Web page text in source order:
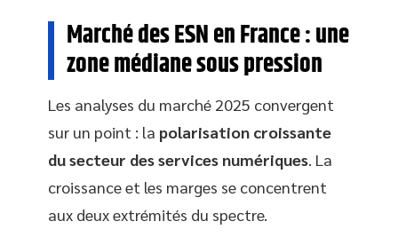
Marché des ESN en France : une
zone médiane sous pression
Les analyses du marché 2025 convergent
sur un point : la polarisation croissante
du secteur des services numériques. La
croissance et les marges se concentrent
aux deux extrémités du spectre.